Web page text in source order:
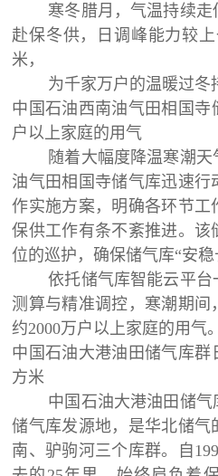
寒冬腊月，气温持续
赴保冬供，日调峰能力较
米，
为千家万户的温暖过冬
中国石油西南油气田相国寺
户以上家庭的用气
随着大幅度降温寒潮
油气田相国寺储气库迅速
作实施方案，明确各环节
保供工作有条不紊推进。该
位的巡护，确保储气库“安稳
依托储气库智能云平
测算与精准调控，寒潮期
约2000万户以上家庭的用气。
中国石油大港油田储气库群
方米
中国石油大港油田储
储气库发源地，是华北储气
南、驴驹河三个库群。自